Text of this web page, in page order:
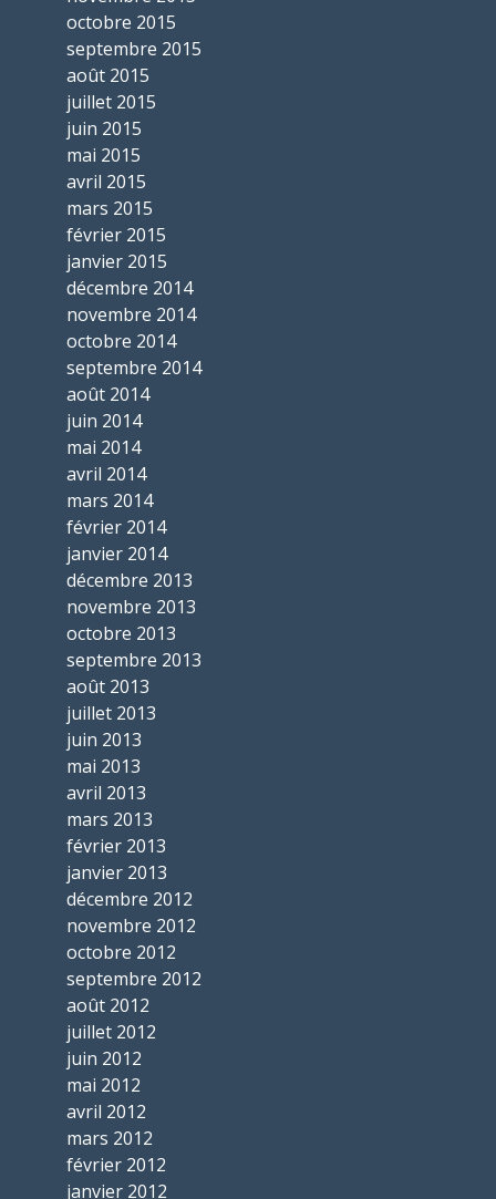
octobre 2015
septembre 2015
août 2015
juillet 2015
juin 2015
mai 2015
avril 2015
mars 2015
février 2015
janvier 2015
décembre 2014
novembre 2014
octobre 2014
septembre 2014
août 2014
juin 2014
mai 2014
avril 2014
mars 2014
février 2014
janvier 2014
décembre 2013
novembre 2013
octobre 2013
septembre 2013
août 2013
juillet 2013
juin 2013
mai 2013
avril 2013
mars 2013
février 2013
janvier 2013
décembre 2012
novembre 2012
octobre 2012
septembre 2012
août 2012
juillet 2012
juin 2012
mai 2012
avril 2012
mars 2012
février 2012
janvier 2012